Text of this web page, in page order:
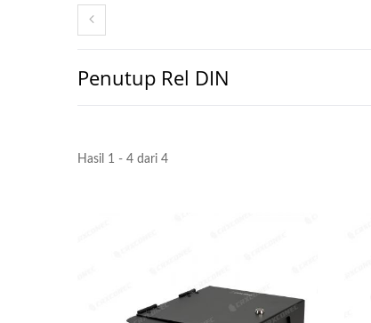
Penutup Rel DIN
Hasil 1 - 4 dari 4
4PPoE Keystone Jack